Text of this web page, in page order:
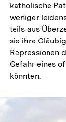
katholische
weniger
teils aus
sie ihre
Repressionen
Gefahr eines
könnten.